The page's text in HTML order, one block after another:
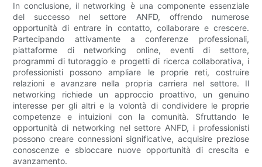
In conclusione, il networking è una componente essenziale
del successo nel settore ANFD, offrendo numerose
opportunità di entrare in contatto, collaborare e crescere.
Partecipando attivamente a conferenze professionali,
piattaforme di networking online, eventi di settore,
programmi di tutoraggio e progetti di ricerca collaborativa, i
professionisti possono ampliare le proprie reti, costruire
relazioni e avanzare nella propria carriera nel settore. Il
networking richiede un approccio proattivo, un genuino
interesse per gli altri e la volontà di condividere le proprie
competenze e intuizioni con la comunità. Sfruttando le
opportunità di networking nel settore ANFD, i professionisti
possono creare connessioni significative, acquisire preziose
conoscenze e sbloccare nuove opportunità di crescita e
avanzamento.